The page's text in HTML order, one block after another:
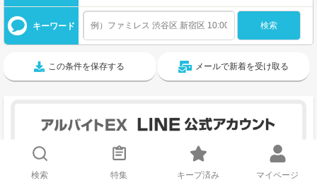
キーワード
この条件を保存する メールで新着を受け取る
検索 特集 キープ済み マイページ